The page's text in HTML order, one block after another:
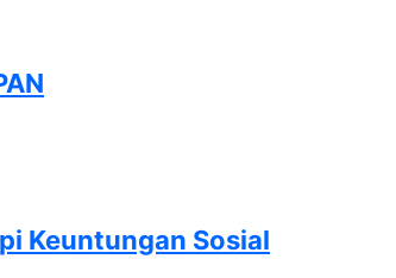
Keuntungan Sosial